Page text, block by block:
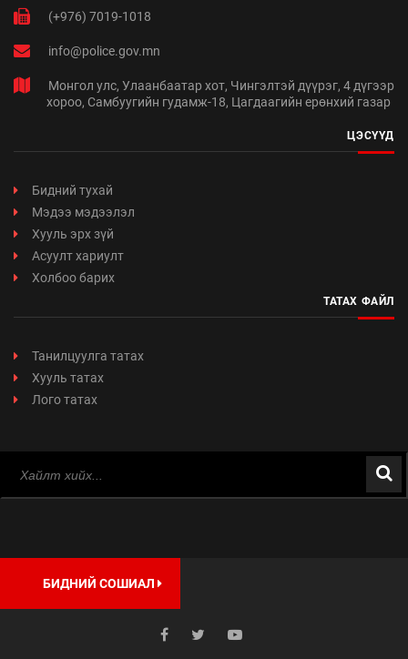
(+976) 7019-1018
info@police.gov.mn
Монгол улс, Улаанбаатар хот, Чингэлтэй дүүрэг, 4 дүгээр
хороо, Самбуугийн гудамж-18, Цагдаагийн ерөнхий газар
ЦЭСҮҮД
Бидний тухай
Мэдээ мэдээлэл
Хууль эрх зүй
Асуулт хариулт
Холбоо барих
ТАТАХ ФАЙЛ
Танилцуулга татах
Хууль татах
Лого татах
БИДНИЙ СОШИАЛ